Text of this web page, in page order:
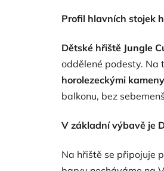
Profil hlavních stojek
Dětské hřiště Jungle
oddělené podesty. Na
horolezeckými
balkonu, bez
V základní výbavě je
Na hřiště se připojuje